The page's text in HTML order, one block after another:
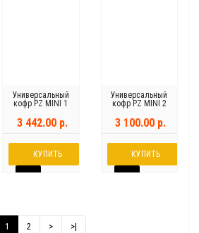
Универсальный
кофр PZ MINI 1
3 442.00 р.
КУПИТЬ
Универсальный
кофр PZ MINI 2
3 100.00 р.
КУПИТЬ
1 2 > >|